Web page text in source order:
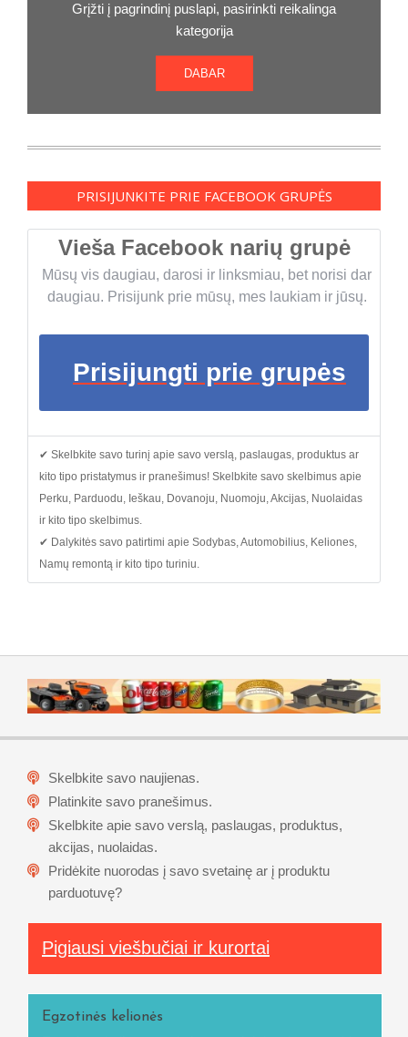
Grįžti į pagrindinį puslapi, pasirinkti reikalinga
kategorija
DABAR
PRISIJUNKITE PRIE FACEBOOK GRUPĖS
Vieša Facebook narių grupė
Mūsų vis daugiau, darosi ir linksmiau, bet norisi dar
daugiau. Prisijunk prie mūsų, mes laukiam ir jūsų.
Prisijungti prie grupės
✔ Skelbkite savo turinį apie savo verslą, paslaugas, produktus ar
kito tipo pristatymus ir pranešimus! Skelbkite savo skelbimus apie
Perku, Parduodu, Ieškau, Dovanoju, Nuomoju, Akcijas, Nuolaidas
ir kito tipo skelbimus.
✔ Dalykitės savo patirtimi apie Sodybas, Automobilius, Keliones,
Namų remontą ir kito tipo turiniu.
Skelbkite savo naujienas.
Platinkite savo pranešimus.
Skelbkite apie savo verslą, paslaugas, produktus,
akcijas, nuolaidas.
Pridėkite nuorodas į savo svetainę ar į produktu
parduotuvę?
Pigiausi viešbučiai ir kurortai
Egzotinės kelionės